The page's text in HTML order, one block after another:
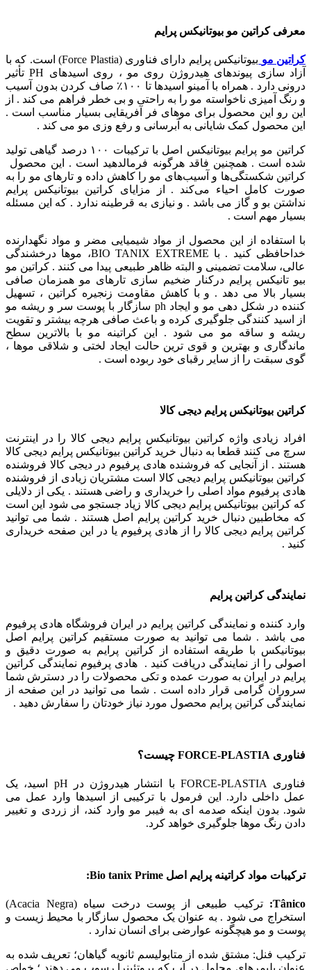
معرفی کراتین مو بیوتانیکس پرایم
کراتین مو
بیوتانیکس پرایم دارای فناوری (Force Plastia) است. که با
آزاد سازی پیوندهای هیدروژن روی مو ، روی اسیدهای PH تأثیر
درونی دارد . همراه با آمینو اسیدها تا ۱۰۰٪ صاف کردن بدون آسیب
و رنگ آمیزی ناخواسته مو را به راحتی و بی خطر فراهم می کند . از
این رو این محصول برای موهای فر آفریقایی بسیار مناسب است .
این محصول کمک شایانی به آبرسانی و رفع وزی مو می کند .
کراتین مو پرایم بیوتانیکس اصل با ترکیبات ۱۰۰ درصد گیاهی تولید
شده است . همچنین فاقد هرگونه فرمالدهید است .
این محصول
کراتین شکستگی‌ها و آسیب‌های مو را کاهش داده و تارهای مو را به
صورت کامل احیاء می‌کند .
از مزایای کراتین بیوتانیکس پرایم
نداشتن بو و گاز می باشد . و نیازی به قرطینه ندارد . که این مسئله
بسیار مهم است .
با استفاده از این محصول از مواد شیمیایی مضر و مواد نگهدارنده
خداحافظی کنید . با BIO TANIX EXTREME، موها درخشندگی
عالی، سلامت تضمینی و البته ظاهر طبیعی پیدا می کنند . کراتین مو
بیو تانیکس پرایم درکنار ضخیم سازی تارهای مو همزمان صافی
بسیار بالا می دهد . و با کاهش مقاومت زنجیره کراتین ، تسهیل
کننده در شکل دهی مو و ایجاد ph سازگار با پوست سر و ریشه مو
از اسید کنندگی جلوگیری کرده و باعث صافی هرچه بیشتر و تقویت
ریشه و ساقه مو می شود .
این کراتینه مو با بالاترین سطح
ماندگاری و بهترین و قوی ترین حالت ایجاد لختی و شلاقی موها ،
گوی سبقت را از سایر رقبای خود ربوده است .
کراتین بیوتانیکس پرایم دیجی کالا
افراد زیادی واژه کراتین بیوتانیکس پرایم دیجی کالا را در اینترنت
سرچ می کنند قطعا به دنبال خرید کراتین بیوتانیکس پرایم دیجی کالا
هستند . از آنجایی که فروشنده هادی پرفیوم در دیجی کالا فروشنده
کراتین بیوتانیکس پرایم دیجی کالا است مشتریان زیادی از فروشنده
هادی پرفیوم مواد اصلی را خریداری و راضی هستند . یکی از دلایلی
که کراتین بیوتانیکس پرایم دیجی کالا زیاد جستجو می شود این است
که مخاطبین دنبال خرید کراتین پرایم اصل هستند . شما می توانید
کراتین پرایم دیجی کالا را از هادی پرفیوم یا در این صفحه خریداری
کنید .
نمایندگی کراتین پرایم
وارد کننده و نمایندگی کراتین پرایم در ایران فروشگاه هادی پرفیوم
می باشد . شما می توانید به صورت مستقیم کراتین پرایم اصل
بیوتانیکس با طریقه استفاده از کراتین پرایم به صورت دقیق و
اصولی را از نمایندگی دریافت کنید . هادی پرفیوم نمایندگی کراتین
پرایم در ایران به صورت عمده و تکی محصولات را در دسترش شما
سروران گرامی قرار داده است . شما می توانید در این صفحه از
نمایندگی کراتین پرایم محصول مورد نیاز خودتان را سفارش دهید .
فناوری FORCE-PLASTIA چیست؟
فناوری FORCE-PLASTIA با انتشار هیدروژن در pH اسید، یک
عمل داخلی دارد. این فرمول با ترکیبی از اسیدها وارد عمل می
شود. بدون اینکه صدمه ای به فیبر مو وارد کند، از زردی و تغییر
دادن رنگ موها جلوگیری خواهد کرد.
ترکیبات مواد کراتینه پرایم اصل Bio tanix Prime:
Tânico:
ترکیب طبیعی از پوست درخت سیاه (Acacia Negra)
استخراج می شود . به عنوان یک محصول سازگار با محیط زیست و
پوست و مو هیچگونه عوارضی برای انسان ندارد .
ترکیب فنل: مشتق شده از متابولیسم ثانویه گیاهان؛ تعریف شده به